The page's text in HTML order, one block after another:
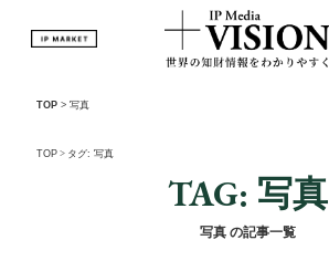
TOP > 写真
TOP > タグ: 写真
TAG: 写真
写真 の記事一覧